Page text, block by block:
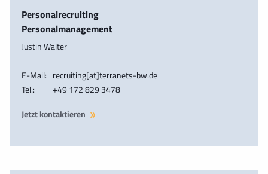
Personalrecruiting
Personalmanagement
Justin Walter
E-Mail: recruiting[at]terranets-bw.de
Tel.:
+49 172 829 3478
Jetzt kontaktieren